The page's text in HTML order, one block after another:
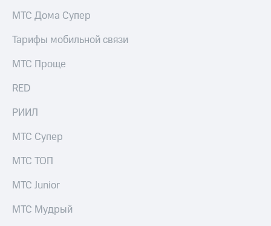
МТС Дома Супер
Тарифы мобильной связи
МТС Проще
RED
РИИЛ
МТС Супер
МТС ТОП
МТС Junior
МТС Мудрый